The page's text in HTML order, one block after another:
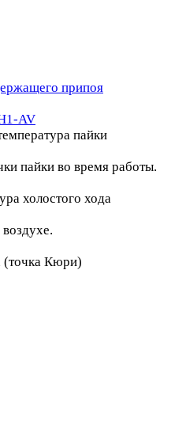
припоя
AV
пайки
пайки во время работы.
холостого хода
(точка Кюри)